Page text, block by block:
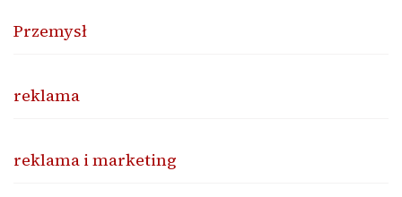
Przemysł
reklama
reklama i marketing